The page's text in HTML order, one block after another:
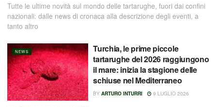
Tutte le ultime novità sul mondo delle tartarughe, fuori dai confini
nazionali: dalle news di cronaca alla descrizione degli eventi, a
tanto altro
NEWS
Turchia, le prime piccole
tartarughe del 2026 raggiungono
il mare: inizia la stagione delle
schiuse nel Mediterraneo
BY ARTURO INTURRI 9 LUGLIO 2026